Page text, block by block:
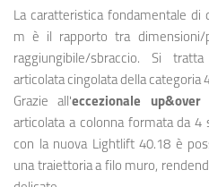
La caratteristica fondamentale di
m è il rapporto tra dimensioni/
raggiungibile/sbraccio. Si
articolata cingolata della categoria
Grazie all'eccezionale
articolata a colonna formata da 4
con la nuova Lightlift 40.18 è
una traiettoria a filo muro,